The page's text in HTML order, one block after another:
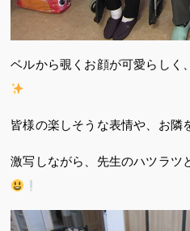
ベルから覗くお顔が可愛らしく
皆様の楽しそうな表情や、お隣
激写しながら、先生のハツラツ